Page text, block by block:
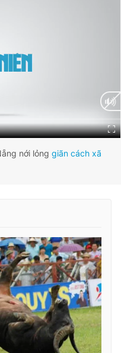
Tòa soạn Chính sách bảo
Thanh Niên. Cấm sao
JSC.
nới lỏng giãn cách xã